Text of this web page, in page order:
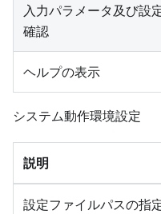
入力パラメータ及び設
確認
ヘルプの表示
システム動作環境設定
説明
設定ファイルパスの指